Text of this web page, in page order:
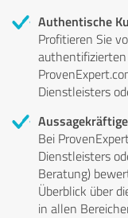
Authentische
Profitieren Sie
Dienstleisters
Bei
Dienstleisters
Beratung)
Überblick über
in allen